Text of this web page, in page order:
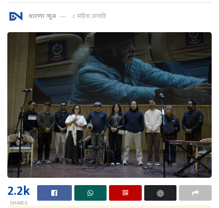
धारणा न्यूज ८ महिना अगाडि
2.2k
SHARES